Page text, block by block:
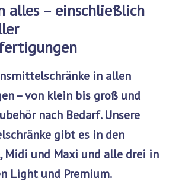
alles – einschließlich
in allen
– von klein bis groß und
nach Bedarf. Unsere
gibt es in den
Midi und Maxi und alle drei in
Lightund Premium.